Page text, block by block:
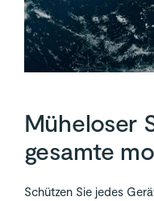
Müheloser
gesamte
Schützen Sie jedes